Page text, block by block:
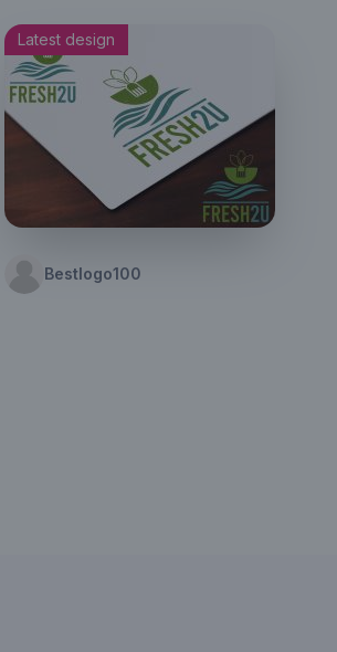
Latest design
Bestlogo100